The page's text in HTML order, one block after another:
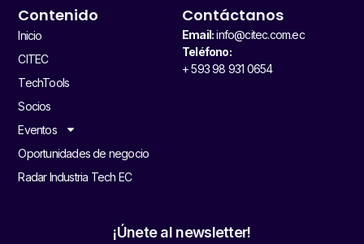
Contenido
Inicio
CITEC
TechTools
Socios
Eventos
Oportunidades de negocio
Radar Industria Tech EC
Contáctanos
Email:info@citec.com.ec
Teléfono:
+ 593 98 931 0654
¡Únete al newsletter!